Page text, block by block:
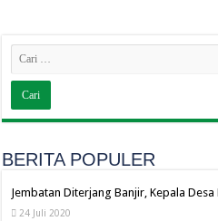
BERITA POPULER
Jembatan Diterjang Banjir, Kepala
24 Juli 2020